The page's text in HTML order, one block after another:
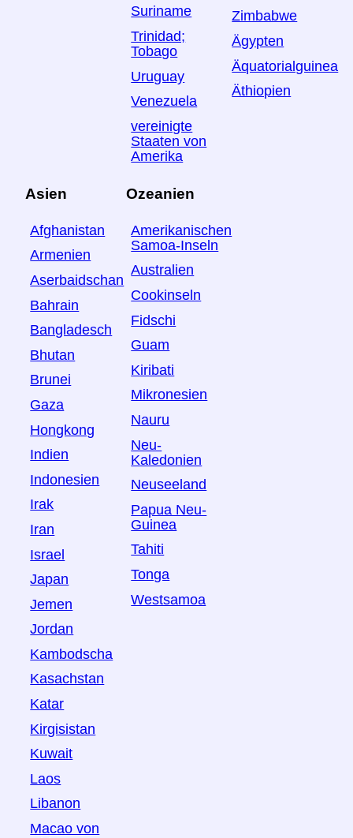
Suriname
Trinidad;
Tobago
Uruguay
Venezuela
vereinigte
Staaten von
Amerika
Zimbabwe
Ägypten
Äquatorialguinea
Äthiopien
Asien
Afghanistan
Armenien
Aserbaidschan
Bahrain
Bangladesch
Bhutan
Brunei
Gaza
Hongkong
Indien
Indonesien
Irak
Iran
Israel
Japan
Jemen
Jordan
Kambodscha
Kasachstan
Katar
Kirgisistan
Kuwait
Laos
Libanon
Macao von
Ozeanien
Amerikanischen
Samoa-Inseln
Australien
Cookinseln
Fidschi
Guam
Kiribati
Mikronesien
Nauru
Neu-
Kaledonien
Neuseeland
Papua Neu-
Guinea
Tahiti
Tonga
Westsamoa